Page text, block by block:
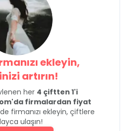
ekleyin,
artırın!
her 4 çiftten 1'i
firmalardan fiyat
firmanızı ekleyin, çiftlere
ulaşın!